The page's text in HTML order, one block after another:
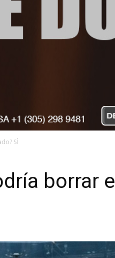
SÍ
borrar el